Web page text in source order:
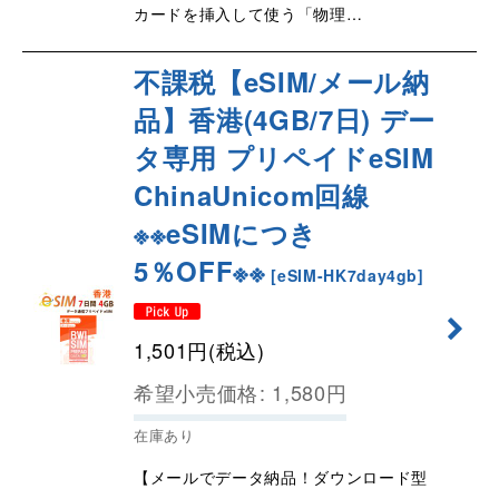
カードを挿入して使う「物理…
不課税【eSIM/メール納
品】香港(4GB/7日) デー
タ専用 プリペイドeSIM
ChinaUnicom回線
※※eSIMにつき
5％OFF※※ [eSIM-HK7day4gb]
1,501円(税込)
希望小売価格: 1,580円
在庫あり
【メールでデータ納品！ダウンロード型